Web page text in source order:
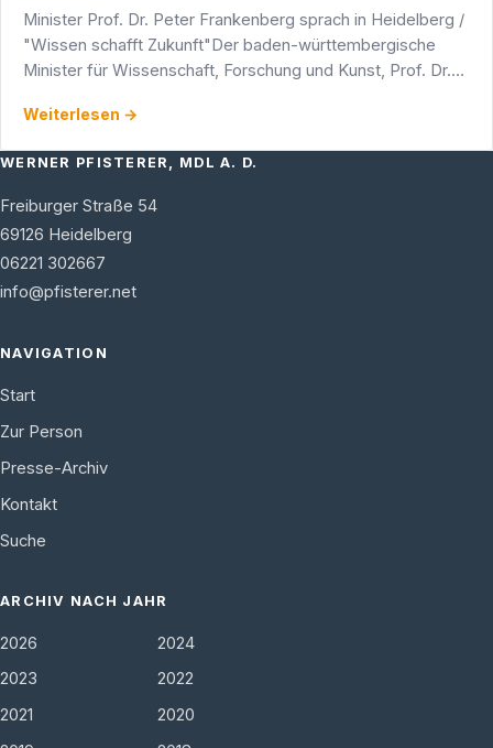
Minister Prof. Dr. Peter Frankenberg sprach in Heidelberg /
"Wissen schafft Zukunft"Der baden-württembergische
Minister für Wissenschaft, Forschung und Kunst, Prof. Dr.
Weiterlesen →
WERNER PFISTERER, MDL A. D.
Freiburger Straße 54
69126 Heidelberg
06221 302667
info@pfisterer.net
NAVIGATION
Start
Zur Person
Presse-Archiv
Kontakt
Suche
ARCHIV NACH JAHR
2026
2024
2023
2022
2021
2020